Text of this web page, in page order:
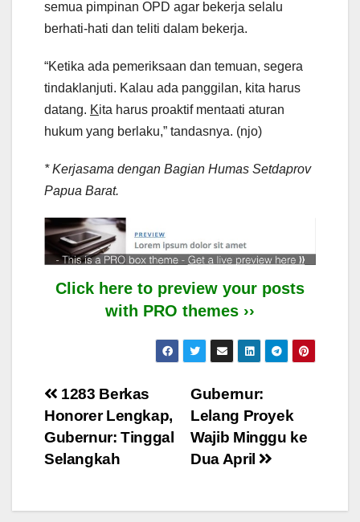
semua pimpinan OPD agar bekerja selalu
berhati-hati dan teliti dalam bekerja.
“Ketika ada pemeriksaan dan temuan, segera
tindaklanjuti. Kalau ada panggilan, kita harus
datang. Kita harus proaktif mentaati aturan
hukum yang berlaku,” tandasnya. (njo)
* Kerjasama dengan Bagian Humas Setdaprov
Papua Barat.
Click here to preview your posts
with PRO themes ››
Post
navigation
Gubernur:
Lelang Proyek
Wajib Minggu ke
Dua April
1283 Berkas
Honorer Lengkap,
Gubernur: Tinggal
Selangkah